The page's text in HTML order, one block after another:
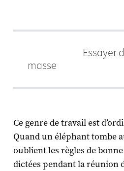
Essayer de
masse
Ce genre de travail est
Quand un éléphant tombe
oublient les règles de
dictées pendant la réunion